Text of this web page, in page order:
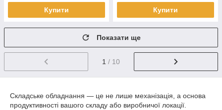
Купити Купити
Показати ще
1 / 10
Складське обладнання — це не лише механізація, а основа
продуктивності вашого складу або виробничої локації.